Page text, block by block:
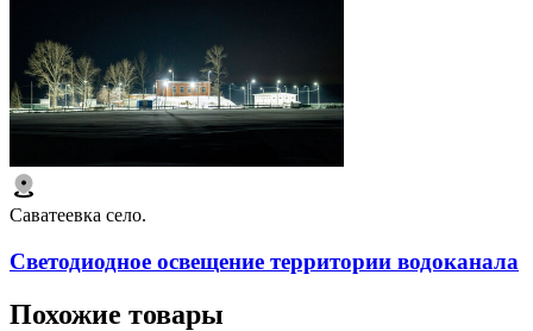
Саватеевка село.
Светодиодное освещение территории водоканала
Похожие товары